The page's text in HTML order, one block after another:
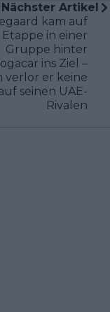
Nächster Artikel
kam auf
Etappe in einer
Gruppe hinter
ins Ziel –
verlor er keine
seinen UAE-
Rivalen